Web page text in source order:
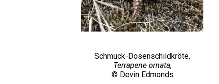
Schmuck-Dosenschildkröte,
Terrapene ornata,
© Devin Edmonds